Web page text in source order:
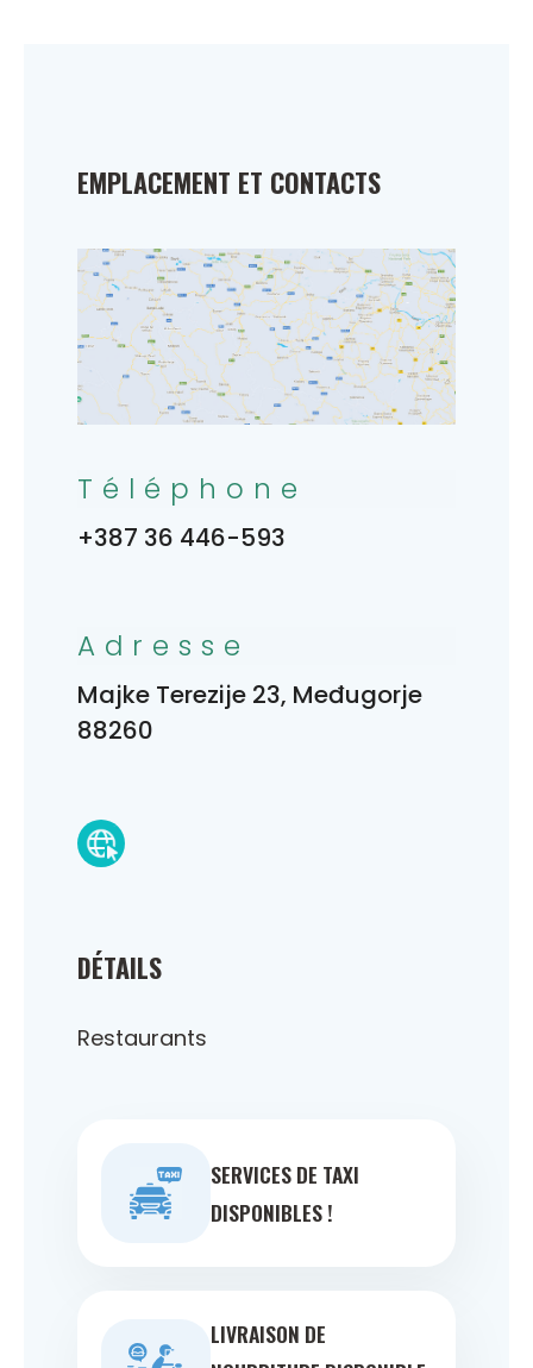
DÉTAILS
Restaurants
SERVICES DE TAXI
DISPONIBLES !
LIVRAISON DE
EMPLACEMENT ET CONTACTS
Téléphone
+387 36 446-593
Adresse
Majke Terezije 23, Međugorje
88260